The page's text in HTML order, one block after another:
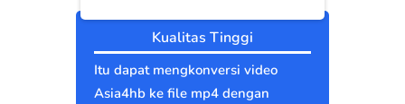
Kualitas Tinggi
Itu dapat mengkonversi video
Asia4hb ke file mp4 dengan